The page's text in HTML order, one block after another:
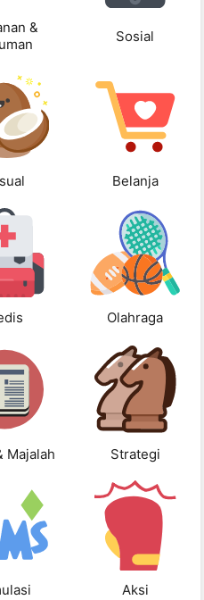
&
Sosial
Belanja
Olahraga
Majalah Strategi
Aksi